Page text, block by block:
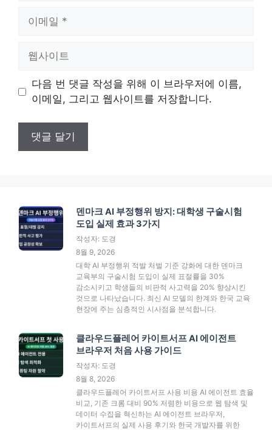
트
다음 번 댓글 작성을 위해 이 브라우저에 이름,
이메일, 그리고 웹사이트를 저장합니다.
덴마크 AI 부정행위 방지: 대학생 구술시험
도입 실제 효과 3가지
작성자: 도경
8월 9, 2026
대학 AI 부정행위 적발 처벌 기준 강화에 대한 덴마크
교육부의 구술시험 도입이 실제 표절률을 30%
감소시키고 학생들의 비판적 사고력을 20% 향상시킨
것으로 나타났습니다. 최신 AI 모델의 한계와 한국 교육
현장에 주는 심층적인 시사점을 분석합니다.
클라우드플레어 카이트서프 AI 에이전트
브라우저 처음 사용 가이드
작성자: 도경
8월 8, 2026
클라우드플레어 카이트서프 사용 비용 AI 에이전트 효율
비교, 기존 크롬 대비 90% 저렴한 비용으로 웹 탐색 및
데이터 수집을 혁신하는 AI 에이전트 브라우저,
카이트서프의 실제 사용 후기와 한국 개발자를 위한